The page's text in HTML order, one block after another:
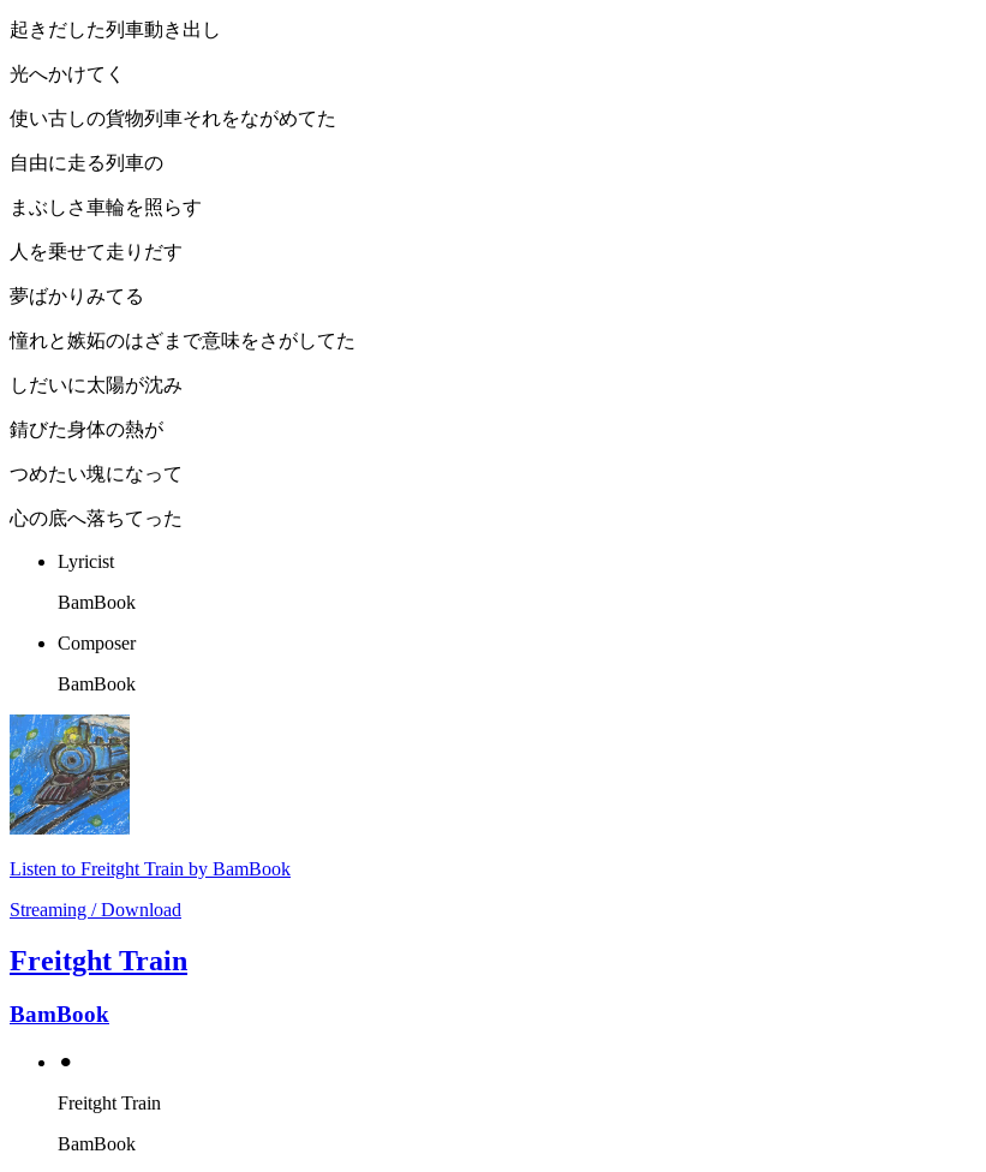
起きだした列車動き出し
光へかけてく
使い古しの貨物列車それをながめてた
自由に走る列車の
まぶしさ車輪を照らす
人を乗せて走りだす
夢ばかりみてる
憧れと嫉妬のはざまで意味をさがしてた
しだいに太陽が沈み
錆びた身体の熱が
つめたい塊になって
心の底へ落ちてった
Lyricist
BamBook
Composer
BamBook
Listen to Freitght Train by BamBook
Streaming / Download
Freitght Train
BamBook
⚫︎
Freitght Train
BamBook